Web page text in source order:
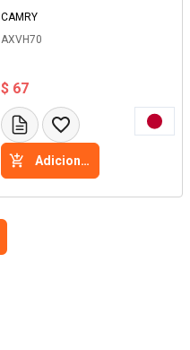
CAMRY
AXVH70
$ 67
Adicione a cesta